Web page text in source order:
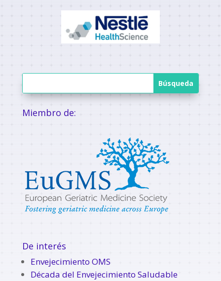
Miembro de:
De interés
Envejecimiento OMS
Década del Envejecimiento Saludable